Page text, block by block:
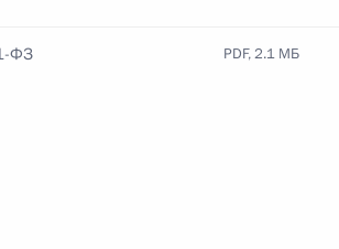
ФЗ PDF, 2.1 МБ